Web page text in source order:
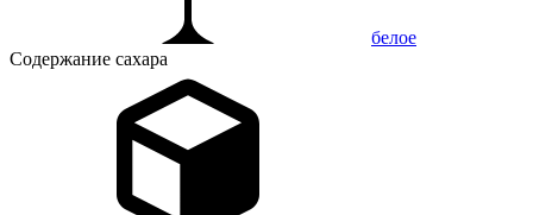
белое
Содержание сахара